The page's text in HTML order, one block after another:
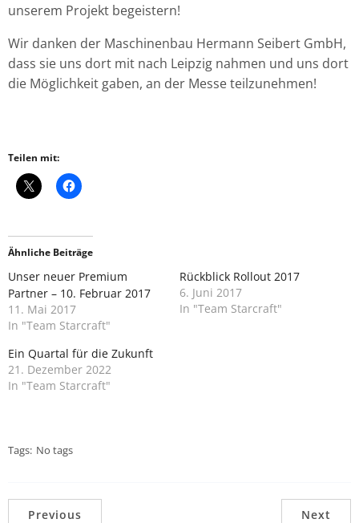
unserem Projekt begeistern!
Wir danken der Maschinenbau Hermann Seibert GmbH,
dass sie uns dort mit nach Leipzig nahmen und uns dort
die Möglichkeit gaben, an der Messe teilzunehmen!
Teilen mit:
Ähnliche Beiträge
Unser neuer Premium
Partner – 10. Februar 2017
11. Mai 2017
In "Team Starcraft"
Rückblick Rollout 2017
6. Juni 2017
In "Team Starcraft"
Ein Quartal für die Zukunft
21. Dezember 2022
In "Team Starcraft"
Tags: No tags
Previous Next